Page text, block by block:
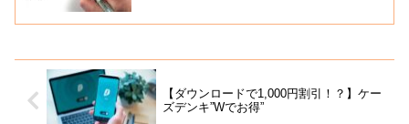
【ダウンロードで1,000円割引！？】ケー
ズデンキ”Wでお得”